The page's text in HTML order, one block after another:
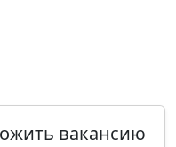
вакансию